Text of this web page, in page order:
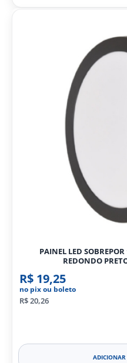
PAINEL LED
REDONDO
R$ 19,25
no pix ou boleto
R$ 20,26